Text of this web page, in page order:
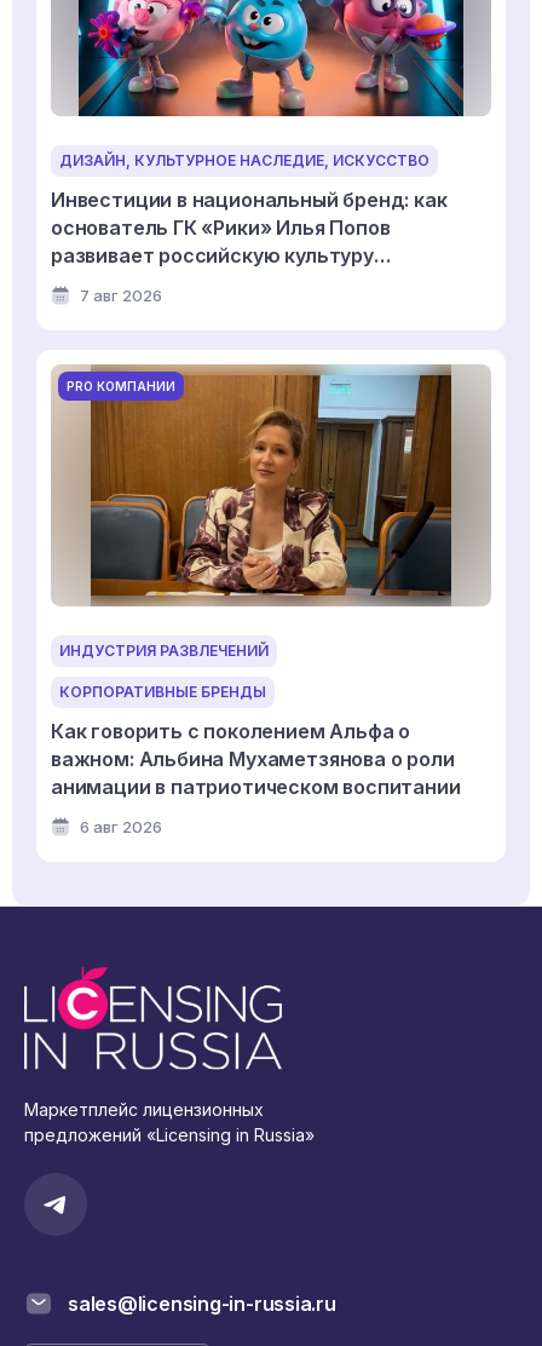
ДИЗАЙН, КУЛЬТУРНОЕ НАСЛЕДИЕ, ИСКУССТВО
Инвестиции в национальный бренд: как
основатель ГК «Рики» Илья Попов
развивает российскую культуру
дизайнерской игрушки
7 авг 2026
PRO КОМПАНИИ
ИНДУСТРИЯ РАЗВЛЕЧЕНИЙ
КОРПОРАТИВНЫЕ БРЕНДЫ
Как говорить с поколением Альфа о
важном: Альбина Мухаметзянова о роли
анимации в патриотическом воспитании
6 авг 2026
Маркетплейс лицензионных
предложений «Licensing in Russia»
sales@licensing-in-russia.ru